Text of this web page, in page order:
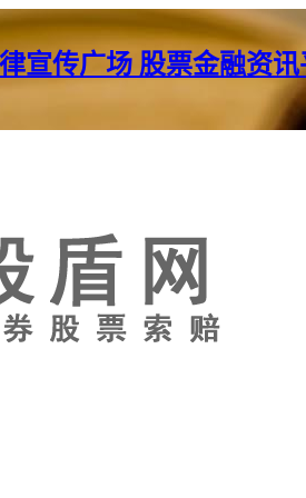
宣传广场 股票金融资讯